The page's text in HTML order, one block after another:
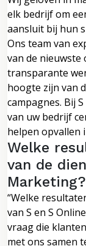
elk bedrijf om
aansluit bij hun
Ons team van
van de
transparante
hoogte zijn van
campagnes. Bij
van uw bedrijf
helpen opvallen
Welke
van de
Marketing?
“Welke
van S en S
vraag die
met ons samen